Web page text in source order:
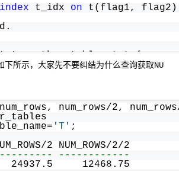
used for this
index t_idx on t(flag1,
user,
=>
'for all indexed
successfully completed.
所示，大家先不要纠结为什么查询获取NU
num_rows/2,
'T' ;
2 NUM_ROWS/2/2
------------
24937.5     12468.75